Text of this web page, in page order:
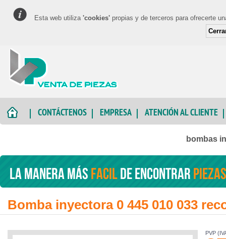
Esta web utiliza 'cookies' propias y de terceros para ofrecerte
CONTÁCTENOS EMPRESA ATENCIÓN AL CLIENTE
bombas
La manera másfacilde encontrar
Bomba inyectora 0 445 010 033
PVP